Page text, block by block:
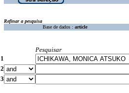
Refinar a pesquisa
Base de dados : article
Pesquisar
1
2
3